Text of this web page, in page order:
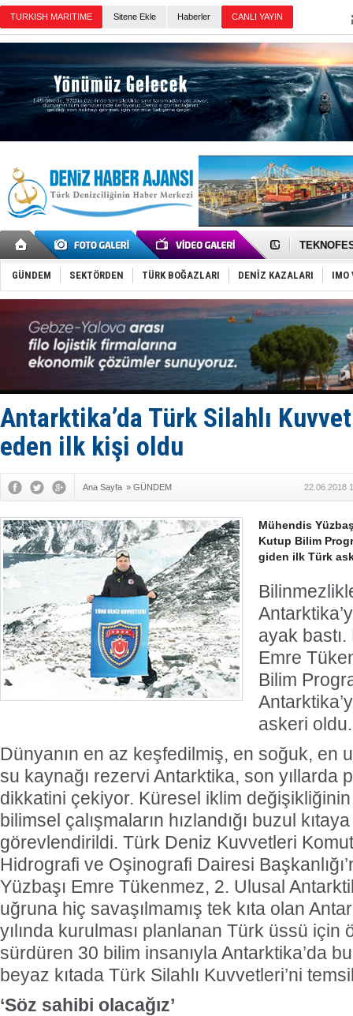
TURKISH MARITIME Sitene Ekle Haberler CANLI YAYIN
TAYK -
Tersane
İngiliz
FESCO,
DESE,
35 milyon
İnsansız
Yüzyıl
Anadolu
Derince,
İTU AUV,
GÜNDEM SEKTÖRDEN TÜRK BOĞAZLARI DENİZ KAZALARI IMO
Antarktika’da Türk Silahlı
eden ilk kişi oldu
Ana Sayfa » GÜNDEM 22.06.2018
Mühendis
Kutup Bilim
giden ilk Türk
ayak
Emre
Bilim
askeri oldu.
Dünyanın en az keşfedilmiş, en soğuk, en
su kaynağı rezervi Antarktika, son yıllarda
dikkatini çekiyor. Küresel iklim değişikliğinin
bilimsel çalışmaların hızlandığı buzul
görevlendirildi. Türk Deniz Kuvvetleri
Hidrografi ve Oşinografi Dairesi
Yüzbaşı Emre Tükenmez, 2. Ulusal
uğruna hiç savaşılmamış tek kıta olan
yılında kurulması planlanan Türk üssü için
sürdüren 30 bilim insanıyla Antarktika’da
beyaz kıtada Türk Silahlı Kuvvetleri’ni
‘Söz sahibi olacağız’